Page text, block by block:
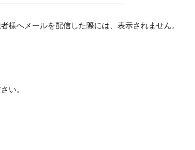
様へメールを配信した際には、表示されません。
い。